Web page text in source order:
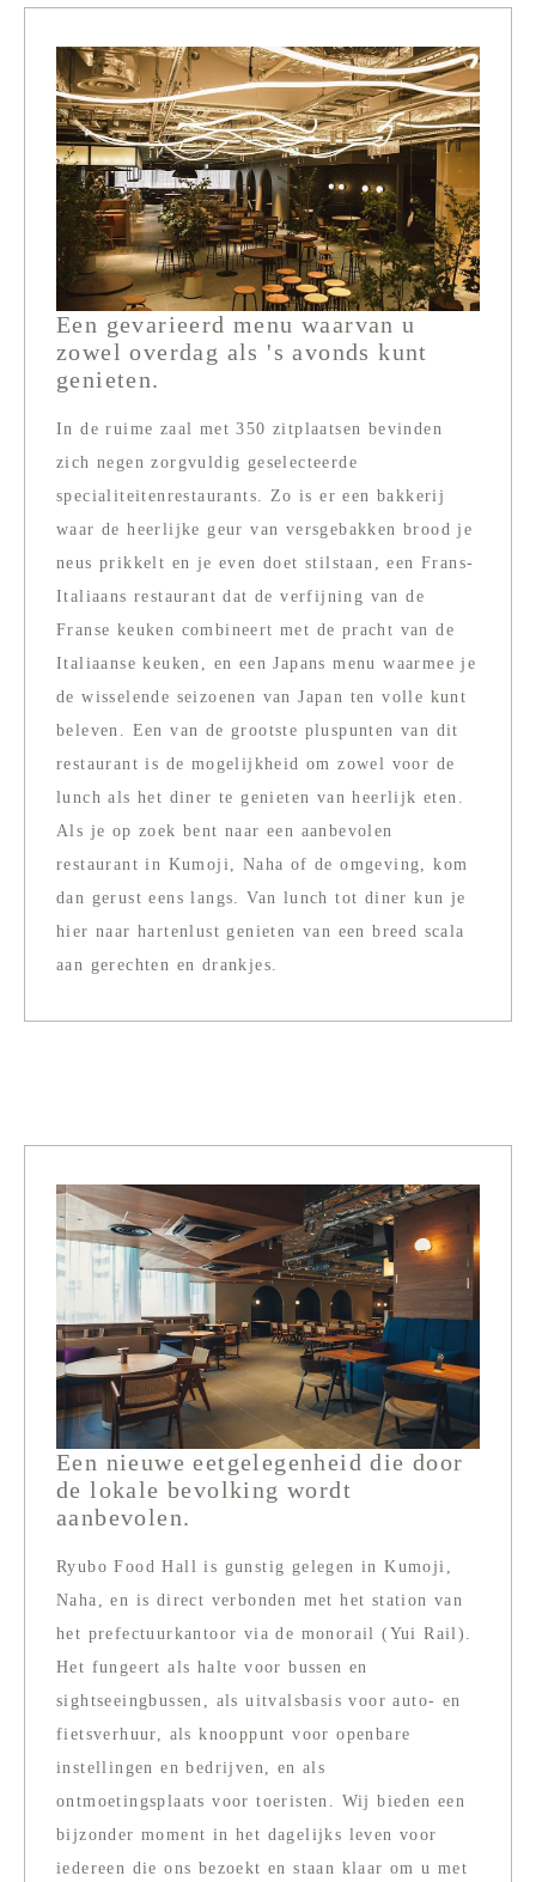
Een gevarieerd menu waarvan u
zowel overdag als 's avonds kunt
genieten.
In de ruime zaal met 350 zitplaatsen bevinden
zich negen zorgvuldig geselecteerde
specialiteitenrestaurants. Zo is er een bakkerij
waar de heerlijke geur van versgebakken brood je
neus prikkelt en je even doet stilstaan, een Frans-
Italiaans restaurant dat de verfijning van de
Franse keuken combineert met de pracht van de
Italiaanse keuken, en een Japans menu waarmee je
de wisselende seizoenen van Japan ten volle kunt
beleven. Een van de grootste pluspunten van dit
restaurant is de mogelijkheid om zowel voor de
lunch als het diner te genieten van heerlijk eten.
Als je op zoek bent naar een aanbevolen
restaurant in Kumoji, Naha of de omgeving, kom
dan gerust eens langs. Van lunch tot diner kun je
hier naar hartenlust genieten van een breed scala
aan gerechten en drankjes.
Een nieuwe eetgelegenheid die door
de lokale bevolking wordt
aanbevolen.
Ryubo Food Hall is gunstig gelegen in Kumoji,
Naha, en is direct verbonden met het station van
het prefectuurkantoor via de monorail (Yui Rail).
Het fungeert als halte voor bussen en
sightseeingbussen, als uitvalsbasis voor auto- en
fietsverhuur, als knooppunt voor openbare
instellingen en bedrijven, en als
ontmoetingsplaats voor toeristen. Wij bieden een
bijzonder moment in het dagelijks leven voor
iedereen die ons bezoekt en staan ​​klaar om u met